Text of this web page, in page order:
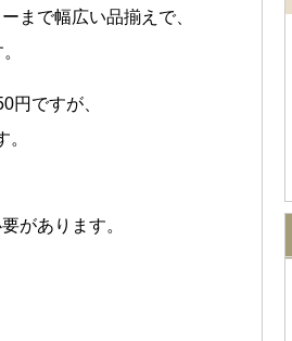
まで幅広い品揃えで、
円ですが、
があります。